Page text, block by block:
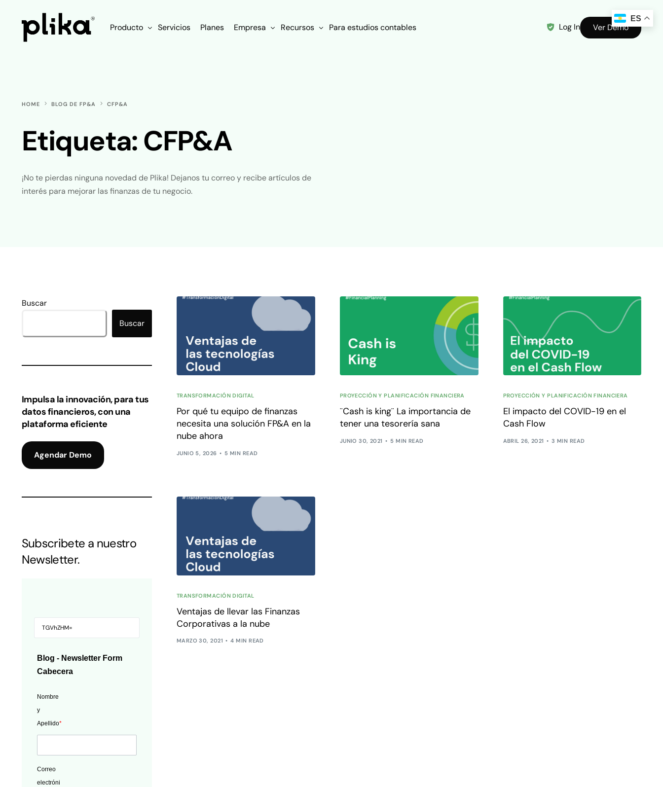
Producto
Integraciones
Servicios Planes Empresa Recursos Para estudios contables Log In Ver Demo
HOME BLOG DE FP&A CFP&A
Etiqueta:CFP&A
¡No te pierdas ninguna novedad de Plika! Dejanos tu correo y recibe artículos de
interés para mejorar las finanzas de tu negocio.
TRANSFORMACIÓN DIGITAL
Por qué tu equipo de finanzas
necesita una solución FP&A en la
nube ahora
JUNIO 5, 2026 5 MIN READ
PROYECCIÓN Y PLANIFICACIÓN FINANCIERA
¨Cash is king¨ La importancia de
tener una tesorería sana
JUNIO 30, 2021 5 MIN READ
PROYECCIÓN Y PLANIFICACIÓN FINANCIERA
El impacto del COVID-19 en el
Cash Flow
ABRIL 26, 2021 3 MIN READ
TRANSFORMACIÓN DIGITAL
Ventajas de llevar las Finanzas
Corporativas a la nube
MARZO 30, 2021 4 MIN READ
Buscar
Buscar
Impulsa la innovación, para tus
datos financieros, con una
plataforma eficiente
Agendar Demo
Subscribete a nuestro
Newsletter.
Blog - Newsletter Form
Cabecera
Nombre
y
Apellido*
Correo
electróni
ES